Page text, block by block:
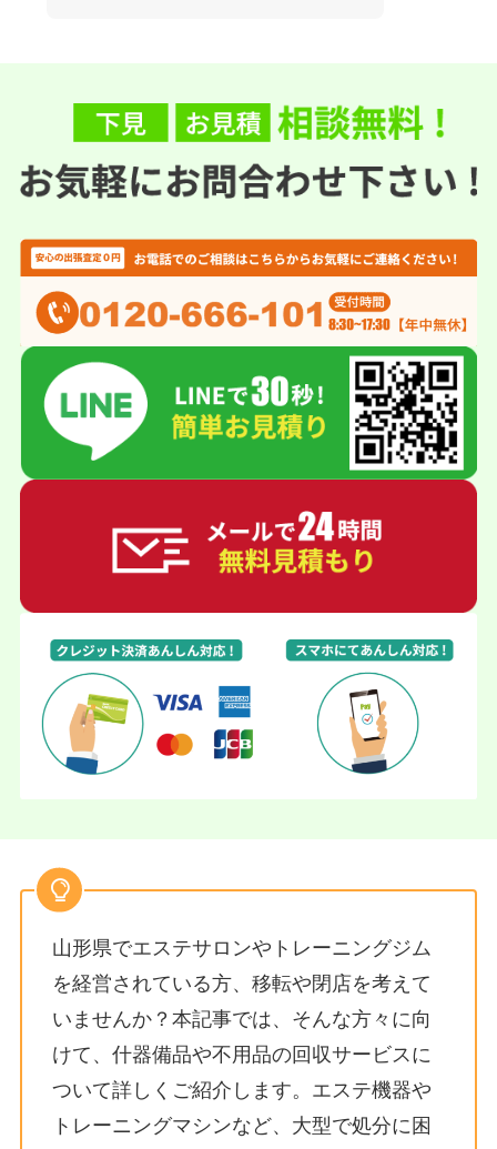
山形県でエステサロンやトレーニングジム
を経営されている方、移転や閉店を考えて
いませんか？本記事では、そんな方々に向
けて、什器備品や不用品の回収サービスに
ついて詳しくご紹介します。エステ機器や
トレーニングマシンなど、大型で処分に困